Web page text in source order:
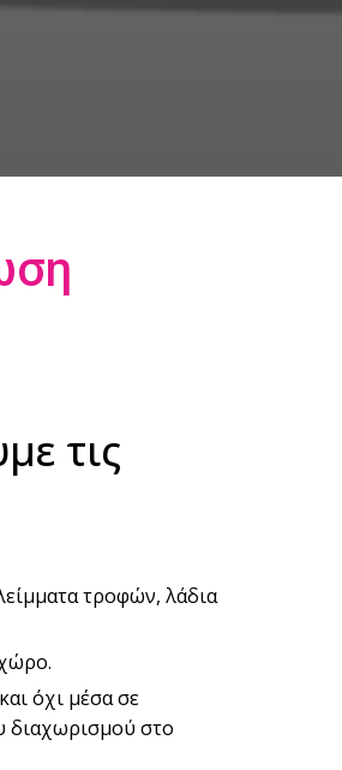
τις
τροφών, λάδια
όχι μέσα σε
διαχωρισμού στο